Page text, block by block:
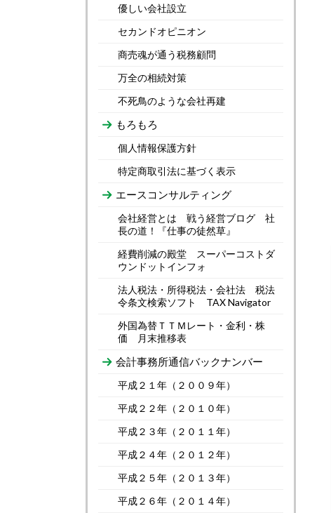
優しい会社設立
セカンドオピニオン
商売魂が通う税務顧問
万全の相続対策
不死鳥のような会社再建
もろもろ
個人情報保護方針
特定商取引法に基づく表示
エースコンサルティング
会社経営とは 戦う経営ブログ 社
長の道！『仕事の徒然草』
経費削減の殿堂 スーパーコストダ
ウンドットインフォ
法人税法・所得税法・会社法 税法
令条文検索ソフト TAX Navigator
外国為替ＴＴＭレート・金利・株
価 月末推移表
会計事務所通信バックナンバー
平成２１年（２００９年）
平成２２年（２０１０年）
平成２３年（２０１１年）
平成２４年（２０１２年）
平成２５年（２０１３年）
平成２６年（２０１４年）